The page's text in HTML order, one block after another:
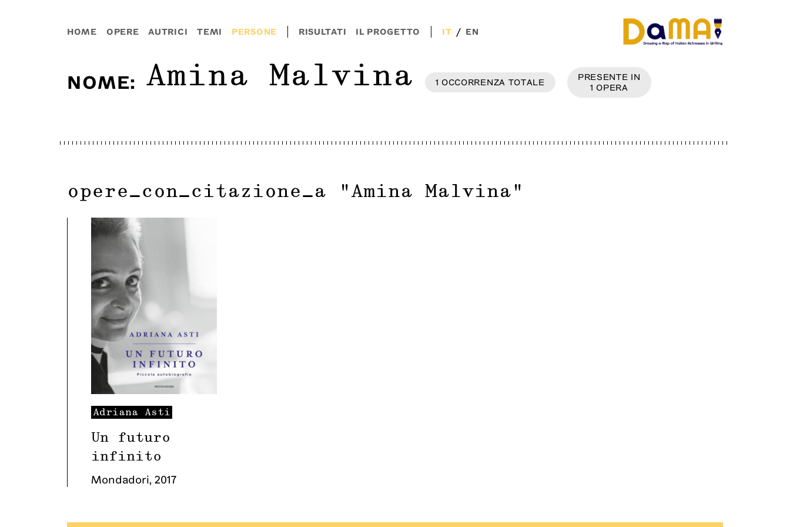
HOME OPERE AUTRICI TEMI PERSONE RISULTATI IL PROGETTO IT / EN
NOME: Amina Malvina 1 OCCORRENZA TOTALE
PRESENTE IN
1 OPERA
opere_con_citazione_a "Amina Malvina "
Adriana Asti
Un futuro
infinito
Mondadori, 2017